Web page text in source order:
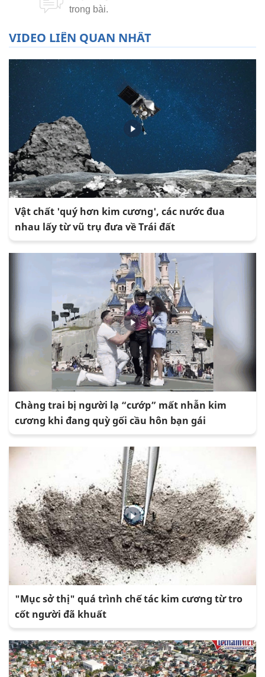
VIDEO LIÊN QUAN NHẤT
Vật chất 'quý hơn kim cương', các nước đua
nhau lấy từ vũ trụ đưa về Trái đất
Chàng trai bị người lạ “cướp” mất nhẫn kim
cương khi đang quỳ gối cầu hôn bạn gái
"Mục sở thị" quá trình chế tác kim cương từ tro
cốt người đã khuất